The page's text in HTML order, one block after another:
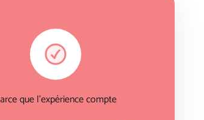
que l'expérience compte